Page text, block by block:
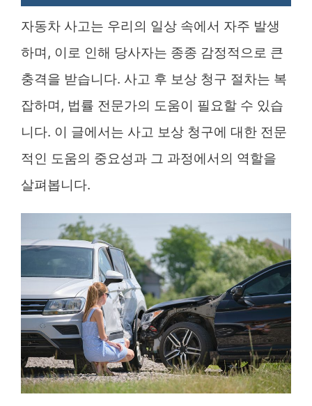
자동차 사고는 우리의 일상 속에서 자주 발생
하며, 이로 인해 당사자는 종종 감정적으로 큰
충격을 받습니다. 사고 후 보상 청구 절차는 복
잡하며, 법률 전문가의 도움이 필요할 수 있습
니다. 이 글에서는 사고 보상 청구에 대한 전문
적인 도움의 중요성과 그 과정에서의 역할을
살펴봅니다.